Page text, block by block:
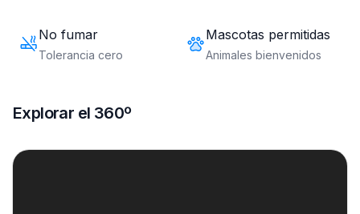
No fumar
Tolerancia cero
Mascotas permitidas
Animales bienvenidos
Explorar el 360º